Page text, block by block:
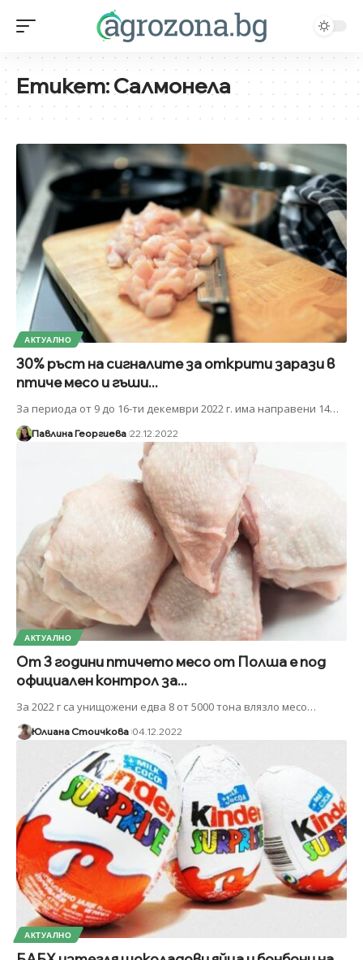
Етикет:Салмонела
АКТУАЛНО
30% ръст на сигналите за открити зарази в
птиче месо и гъши...
За периода от 9 до 16-ти декември 2022 г. има направени 14…
Павлина Георгиева 22.12.2022
АКТУАЛНО
От 3 години птичето месо от Полша е под
официален контрол за...
За 2022 г са унищожени едва 8 от 5000 тона влязло месо…
Юлиана Стоичкова 04.12.2022
АКТУАЛНО